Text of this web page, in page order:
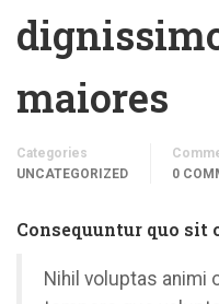
maiores
Categories
UNCATEGORIZED
0
Consequuntur quo sit
Nihil voluptas animi